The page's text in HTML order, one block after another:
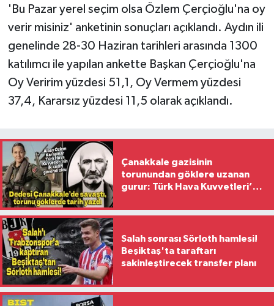
'Bu Pazar yerel seçim olsa Özlem Çerçioğlu'na oy
verir misiniz' anketinin sonuçları açıklandı. Aydın ili
genelinde 28-30 Haziran tarihleri arasında 1300
katılımcı ile yapılan ankette Başkan Çerçioğlu'na
Oy Veririm yüzdesi 51,1, Oy Vermem yüzdesi
37,4, Kararsız yüzdesi 11,5 olarak açıklandı.
Çanakkale gazisinin
torunundan göklere uzanan
gurur: Türk Hava Kuvvetleri’nin
Salah sonrası Sörloth hamlesi!
Beşiktaş'ta taraftarı
sakinleştirecek transfer planı